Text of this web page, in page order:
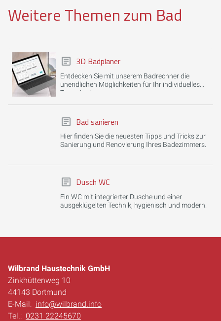
Weitere Themen zum Bad
3D Badplaner
Entdecken Sie mit unserem Badrechner die
unendlichen Möglichkeiten für Ihr individuelles
Traumbad.
Bad sanieren
Hier finden Sie die neuesten Tipps und Tricks zur
Sanierung und Renovierung Ihres Badezimmers.
Dusch WC
Ein WC mit integrierter Dusche und einer
ausgeklügelten Technik, hygienisch und modern.
Wilbrand Haustechnik GmbH
Zinkhüttenweg 10
44143 Dortmund
E-Mail: info@wilbrand.info
Tel.: 0231 22245670